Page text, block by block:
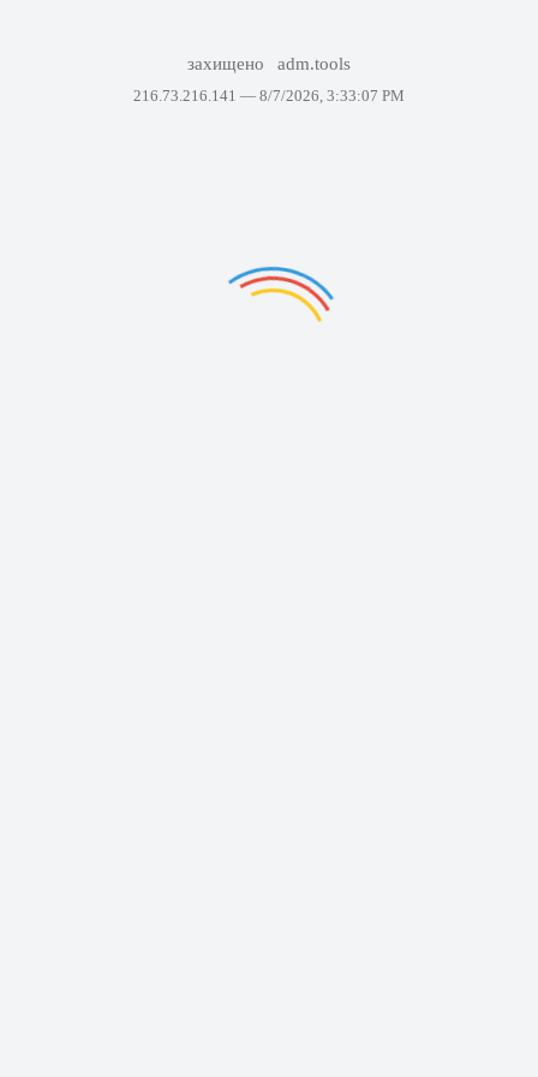
захищено adm.tools
216.73.216.141 — 8/7/2026, 3:33:07 PM